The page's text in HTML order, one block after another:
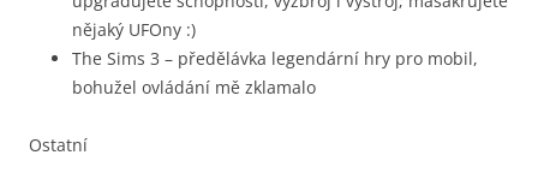
nějaký UFOny :)
The Sims 3 – předělávka legendární hry pro mobil,
bohužel ovládání mě zklamalo
Ostatní